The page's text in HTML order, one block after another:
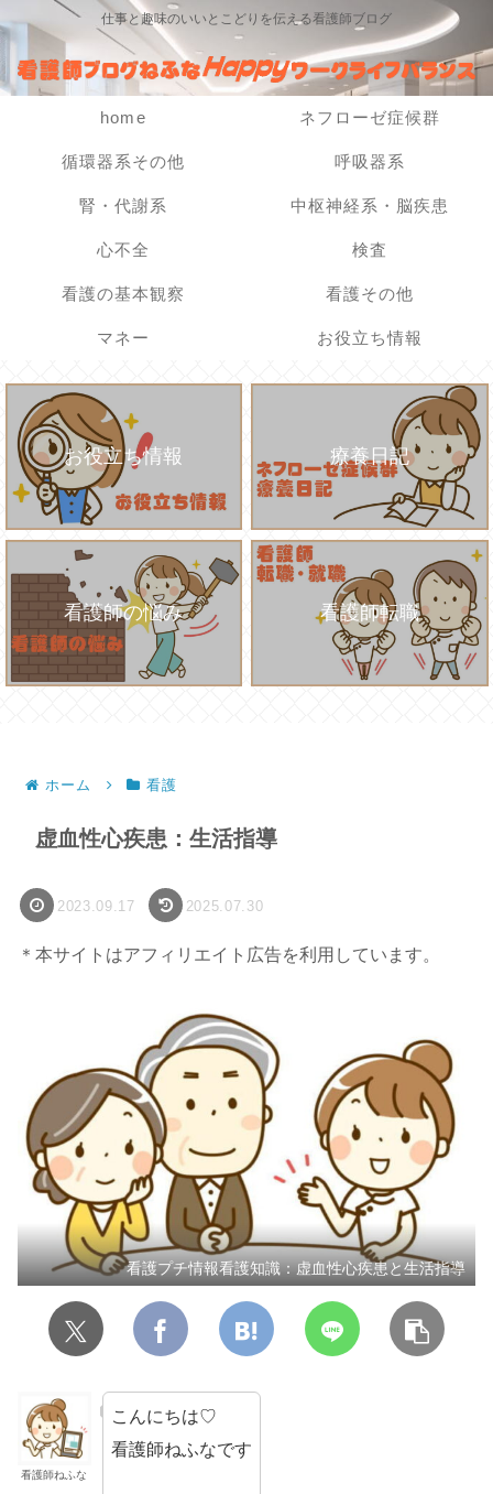
仕事と趣味のいいとこどりを伝える看護師ブログ
home ネフローゼ症候群
循環器系その他 呼吸器系
腎・代謝系 中枢神経系・脳疾患
心不全 検査
看護の基本観察 看護その他
マネー お役立ち情報
お役立ち情報 療養日記
看護師の悩み 看護師転職
ホーム 看護
虚血性心疾患：生活指導
2023.09.17 2025.07.30
＊本サイトはアフィリエイト広告を利用しています。
看護プチ情報看護知識：虚血性心疾患と生活指導
看護師ねふな
こんにちは♡
看護師ねふなです